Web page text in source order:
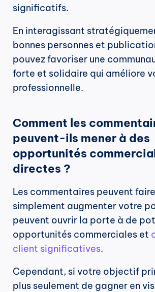
significatifs.
En interagissant
bonnes personnes et
pouvez favoriser une
forte et solidaire qui améliore
professionnelle.
Comment les
peuvent-ils mener à des
opportunités
directes ?
Les commentaires peuvent
simplement augmenter votre
peuvent ouvrir la porte à de
opportunités commerciales et
client significatives.
Cependant, si votre objectif
plus seulement de gagner en